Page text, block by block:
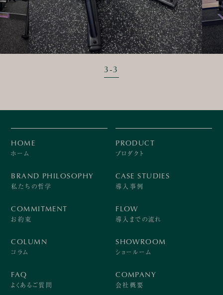
3-3
HOME
ホーム
BRAND PHILOSOPHY
私たちの哲学
COMMITMENT
お約束
PRODUCT
プロダクト
CASE STUDIES
導入事例
FLOW
導入までの流れ
COLUMN
コラム
FAQ
よくあるご質問
SHOWROOM
ショールーム
COMPANY
会社概要